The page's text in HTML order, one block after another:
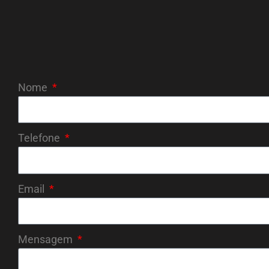
Nome
Telefone
Email
Mensagem